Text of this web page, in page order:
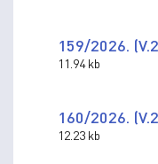
159/2026.
11.94 kb
160/2026.
12.23 kb